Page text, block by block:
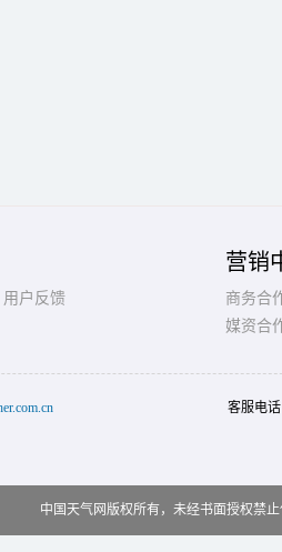
用户反馈
营销
商务合
媒资合
客服电
中国天气网版权所有，未经书面授权